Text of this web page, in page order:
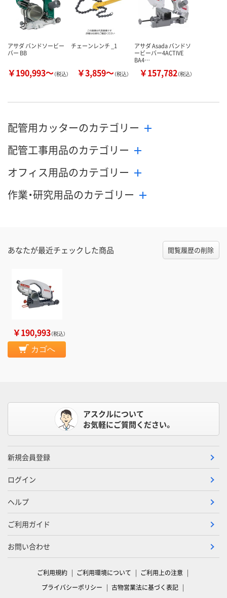
アサダ バンドソービー
バー BB
￥190,993～（税込）
チェーンレンチ _1
￥3,859～（税込）
アサダ Asada バンドソ
ービーバー4ACTIVE
BA4…
￥157,782（税込）
配管用カッターのカテゴリー
配管工事用品のカテゴリー
オフィス用品のカテゴリー
作業・研究用品のカテゴリー
あなたが最近チェックした商品 閲覧履歴の削除
￥190,993（税込）
カゴへ
アスクルについて
お気軽にご質問ください。
新規会員登録
ログイン
ヘルプ
ご利用ガイド
お問い合わせ
ご利用規約 ご利用環境について
ご利用上の注意
プライバシーポリシー
古物営業法に基づく表記